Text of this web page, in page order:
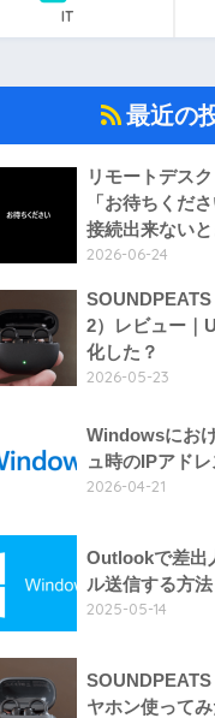
IT
最近の
リモートデス
「お待ちくだ
接続出来ない
2026-06-24
2）レビュー｜
化した？
2026-05-23
Windowsにお
ュ時のIPアド
2026-04-21
Outlookで差出
ル送信する方法
2025-05-14
ヤホン使って